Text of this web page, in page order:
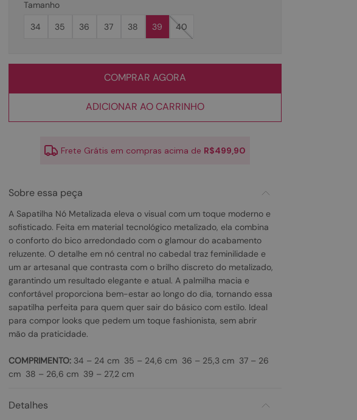
Tamanho
39
40
37 38
36
35
34
COMPRAR AGORA
ADICIONAR AO CARRINHO
Frete Grátis em compras acima de R$499,90
Sobre essa peça
A Sapatilha Nó Metalizada eleva o visual com um toque moderno e
sofisticado. Feita em material tecnológico metalizado, ela combina
o conforto do bico arredondado com o glamour do acabamento
reluzente. O detalhe em nó central no cabedal traz feminilidade e
um ar artesanal que contrasta com o brilho discreto do metalizado,
garantindo um resultado elegante e atual. A palmilha macia e
confortável proporciona bem-estar ao longo do dia, tornando essa
sapatilha perfeita para quem quer sair do básico com estilo. Ideal
para compor looks que pedem um toque fashionista, sem abrir
mão da praticidade.
COMPRIMENTO:34 – 24 cm 35 – 24,6 cm 36 – 25,3 cm 37 – 26
cm 38 – 26,6 cm 39 – 27,2 cm
Detalhes